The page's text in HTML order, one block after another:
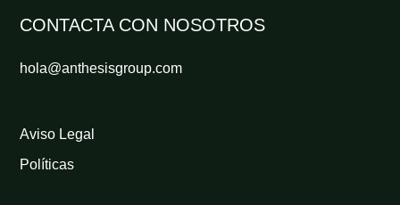
CONTACTA CON NOSOTROS
hola@anthesisgroup.com
Aviso Legal
Políticas